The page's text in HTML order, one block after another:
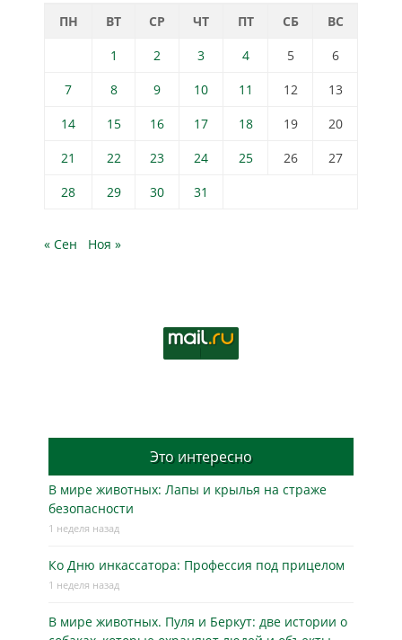
ПН ВТ СР ЧТ ПТ СБ
ВС
1
2 3 4 5
6
7
8 9 10 11 12
13
14
15 16 17 18 19
20
21
22 23 24 25 26
27
28
29 30 31
« Сен Ноя »
Это интересно
В мире животных: Лапы и крылья на страже
безопасности
1 неделя назад
Ко Дню инкассатора: Профессия под прицелом
1 неделя назад
В мире животных. Пуля и Беркут: две истории о